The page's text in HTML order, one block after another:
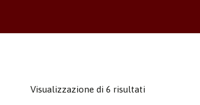
Visualizzazione di 6 risultati